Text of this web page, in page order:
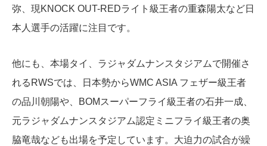
弥、現KNOCK OUT-REDライト級王者の重森陽太など日
本人選手の活躍に注目です。
他にも、本場タイ、ラジャダムナンスタジアムで開催さ
れるRWSでは、日本勢からWMC ASIA フェザー級王者
の品川朝陽や、BOMスーパーフライ級王者の石井一成、
元ラジャダムナンスタジアム認定ミニフライ級王者の奥
脇竜哉なども出場を予定しています。大迫力の試合が繰